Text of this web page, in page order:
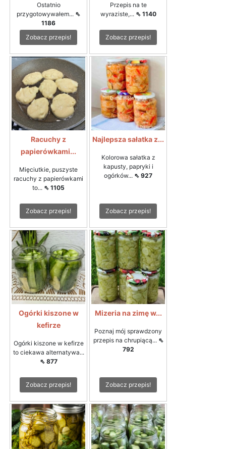
Ostatnio
przygotowywałem... ⇖
1186
Zobacz przepis!
Przepis na te
wyraziste,... ⇖ 1140
Zobacz przepis!
Racuchy z
papierówkami...
Mięciutkie, puszyste
racuchy z papierówkami
to... ⇖ 1105
Zobacz przepis!
Najlepsza sałatka z...
Kolorowa sałatka z
kapusty, papryki i
ogórków... ⇖ 927
Zobacz przepis!
Ogórki kiszone w
kefirze
Ogórki kiszone w kefirze
to ciekawa alternatywa...
⇖ 877
Zobacz przepis!
Mizeria na zimę w...
Poznaj mój sprawdzony
przepis na chrupiącą... ⇖
792
Zobacz przepis!